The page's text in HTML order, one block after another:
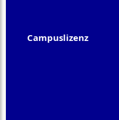
Campuslizenz